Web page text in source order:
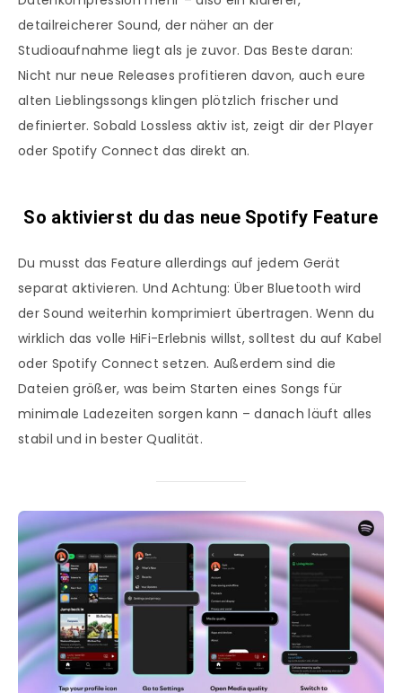
detailreicherer Sound, der näher an der
Studioaufnahme liegt als je zuvor. Das Beste daran:
Nicht nur neue Releases profitieren davon, auch eure
alten Lieblingssongs klingen plötzlich frischer und
definierter. Sobald Lossless aktiv ist, zeigt dir der Player
oder Spotify Connect das direkt an.
So aktivierst du das neue Spotify Feature
Du musst das Feature allerdings auf jedem Gerät
separat aktivieren. Und Achtung: Über Bluetooth wird
der Sound weiterhin komprimiert übertragen. Wenn du
wirklich das volle HiFi-Erlebnis willst, solltest du auf Kabel
oder Spotify Connect setzen. Außerdem sind die
Dateien größer, was beim Starten eines Songs für
minimale Ladezeiten sorgen kann – danach läuft alles
stabil und in bester Qualität.